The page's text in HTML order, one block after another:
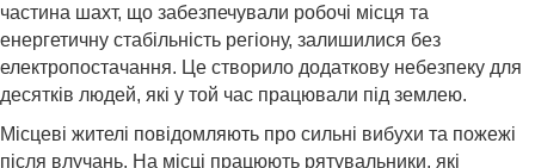
частина шахт, що забезпечували робочі місця та
енергетичну стабільність регіону, залишилися без
електропостачання. Це створило додаткову небезпеку для
десятків людей, які у той час працювали під землею.
Місцеві жителі повідомляють про сильні вибухи та пожежі
після влучань. На місці працюють рятувальники, які